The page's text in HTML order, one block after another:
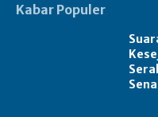
Kabar Populer